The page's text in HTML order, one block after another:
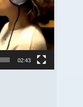
02:43